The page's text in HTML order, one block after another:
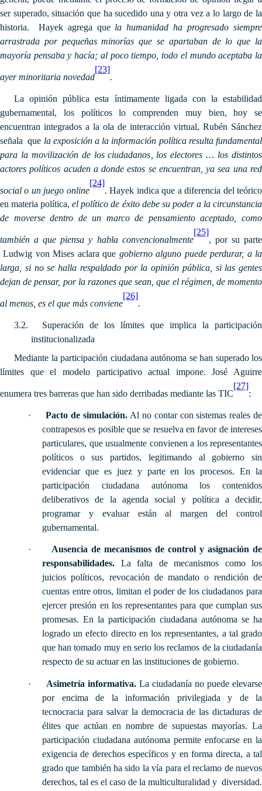
ser superado, situación que ha sucedido una y otra vez a lo largo de la
historia. Hayek agrega que la humanidad ha progresado siempre
arrastrada por pequeñas minorías que se apartaban de lo que la
mayoría pensaba y hacía; al poco tiempo, todo el mundo aceptaba la
ayer minoritaria novedad
[23]
La opinión pública esta íntimamente ligada con la estabilidad
gubernamental, los políticos lo comprenden muy bien, hoy se
encuentran integrados a la ola de interacción virtual, Rubén Sánchez
señala que la exposición a la información política resulta fundamental
para la movilización de los ciudadanos, los electores … los distintos
actores políticos acuden a donde estos se encuentran, ya sea una red
social o un juego online
[24]
. Hayek indica que a diferencia del teórico
en materia política,el político de éxito debe su poder a la circunstancia
de moverse dentro de un marco de pensamiento aceptado, como
también a que piensa y habla convencionalmente
[25]
, por su parte
Ludwig von Mises aclara que gobierno alguno puede perdurar, a la
larga, si no se halla respaldado por la opinión pública, si las gentes
dejan de pensar, por la razones que sean, que el régimen, de momento
al menos, es el que más conviene
[26]
.
3.2.
Superación de los límites que implica la participación
institucionalizada
Mediante la participación ciudadana autónoma se han superado los
límites que el modelo participativo actual impone. José Aguirre
enumera tres barreras que han sido derribadas mediante las TIC
[27]
:
· Pacto de simulación. Al no contar con sistemas reales de
contrapesos es posible que se resuelva en favor de intereses
particulares, que usualmente convienen a los representantes
políticos o sus partidos, legitimando al gobierno sin
evidenciar que es juez y parte en los procesos. En la
participación ciudadana autónoma los contenidos
deliberativos de la agenda social y política a decidir,
programar y evaluar están al margen del control
gubernamental.
·
Ausencia de mecanismos de control y asignación de
responsabilidades. La falta de mecanismos como los
juicios políticos, revocación de mandato o rendición de
cuentas entre otros, limitan el poder de los ciudadanos para
ejercer presión en los representantes para que cumplan sus
promesas. En la participación ciudadana autónoma se ha
logrado un efecto directo en los representantes, a tal grado
que han tomado muy en serio los reclamos de la ciudadanía
respecto de su actuar en las instituciones de gobierno.
· Asimetría informativa. La ciudadanía no puede elevarse
por encima de la información privilegiada y de la
tecnocracia para salvar la democracia de las dictaduras de
élites que actúan en nombre de supuestas mayorías. La
participación ciudadana autónoma permite enfocarse en la
exigencia de derechos específicos y en forma directa, a tal
grado que también ha sido la vía para el reclamo de nuevos
derechos, tal es el caso de la multiculturalidad y diversidad.